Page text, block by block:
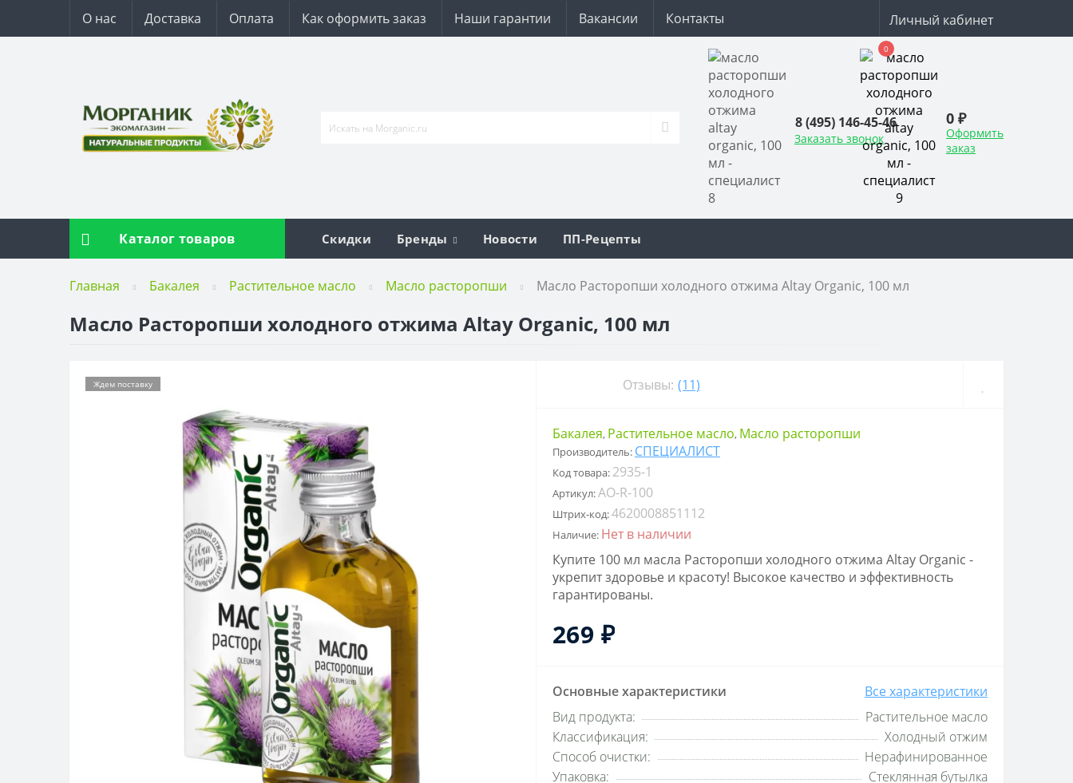
О нас Доставка Оплата Как оформить заказ Наши гарантии Вакансии Контакты Личный кабинет
8 (495) 146-45-46
Заказать звонок
0
0 ₽
Оформить
заказ
Каталог товаров Скидки Бренды Новости ПП-Рецепты
Главная Бакалея Растительное масло Масло расторопши Масло Расторопши холодного отжима Altay Organic, 100 мл
Масло Расторопши холодного отжима Altay Organic, 100 мл
Ждем поставку Отзывы: (11)
Бакалея, Растительное масло, Масло расторопши
Производитель: СПЕЦИАЛИСТ
Код товара: 2935-1
Артикул:AO-R-100
Штрих-код:4620008851112
Наличие: Нет в наличии
Купите 100 мл масла Расторопши холодного отжима Altay Organic -
укрепит здоровье и красоту! Высокое качество и эффективность
гарантированы.
269 ₽
Основные характеристики
Все характеристики
Вид продукта:
Растительное масло
Классификация:
Холодный отжим
Способ очистки:
Нерафинированное
Упаковка:
Стеклянная бутылка